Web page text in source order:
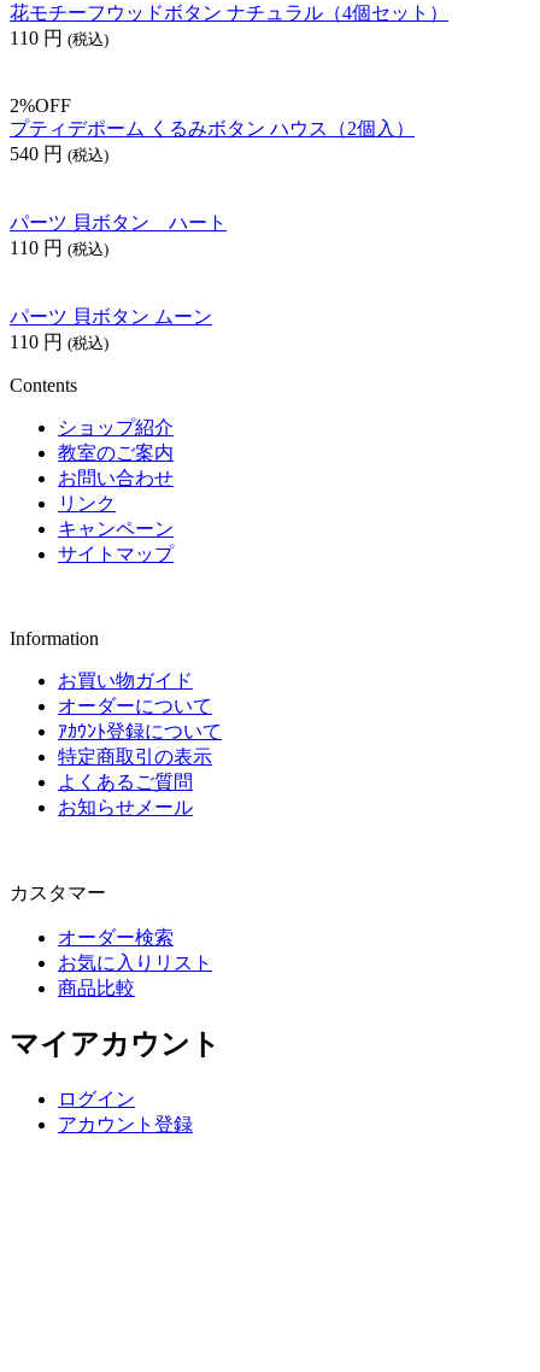
花モチーフウッドボタン ナチュラル（4個セット）
110 円 (税込)
2%OFF
プティデポーム くるみボタン ハウス（2個入）
540 円 (税込)
パーツ 貝ボタン ハート
110 円 (税込)
パーツ 貝ボタン ムーン
110 円 (税込)
Contents
ショップ紹介
教室のご案内
お問い合わせ
リンク
キャンペーン
サイトマップ
Information
お買い物ガイド
オーダーについて
ｱｶｳﾝﾄ登録について
特定商取引の表示
よくあるご質問
お知らせメール
カスタマー
オーダー検索
お気に入りリスト
商品比較
マイアカウント
ログイン
アカウント登録